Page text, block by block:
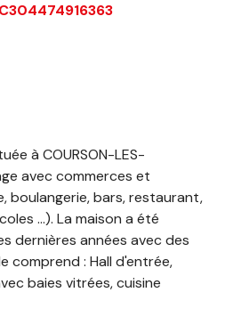
à COURSON-LES-
avec commerces et
boulangerie, bars, restaurant,
...). La maison a été
dernières années avec des
comprend : Hall d'entrée,
baies vitrées, cuisine